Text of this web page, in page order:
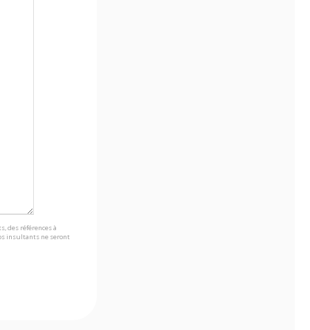
des références à
insultants ne seront